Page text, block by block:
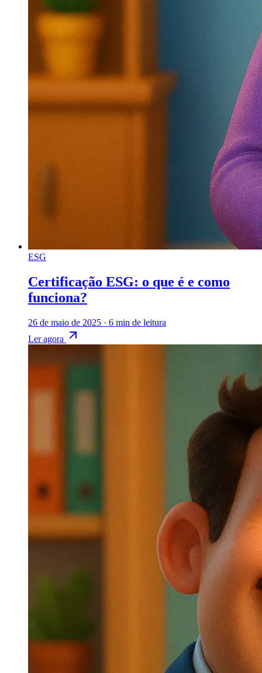
ESG
Certificação ESG: o que é e como
funciona?
26 de maio de 2025 · 6 min de leitura
Ler agora